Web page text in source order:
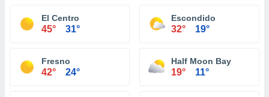
El Centro
45° 31°
Escondido
32° 19°
Fresno
42° 24°
Half Moon Bay
19° 11°